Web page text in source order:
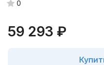
0
59 293 ₽